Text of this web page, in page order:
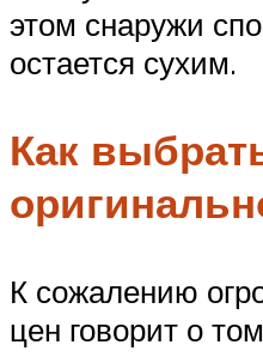
этом снаружи
остается сухим.
Как
К сожалению
цен говорит о